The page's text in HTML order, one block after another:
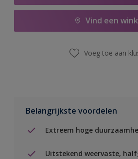
Vind een
Voeg toe aan
Belangrijkste voordelen
Extreem hoge
Uitstekend weervaste,